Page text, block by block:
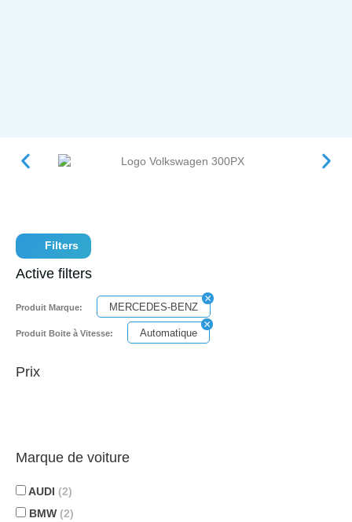
Filters
Active filters
Produit Marque: MERCEDES-BENZ
Produit Boite à Vitesse: Automatique
Prix
Marque de voiture
AUDI (2)
BMW (2)